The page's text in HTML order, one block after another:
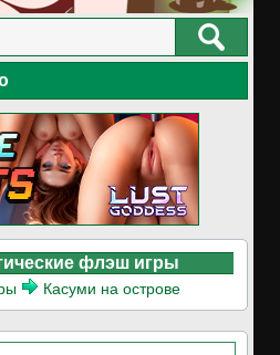
флэш игры
Касуми на острове